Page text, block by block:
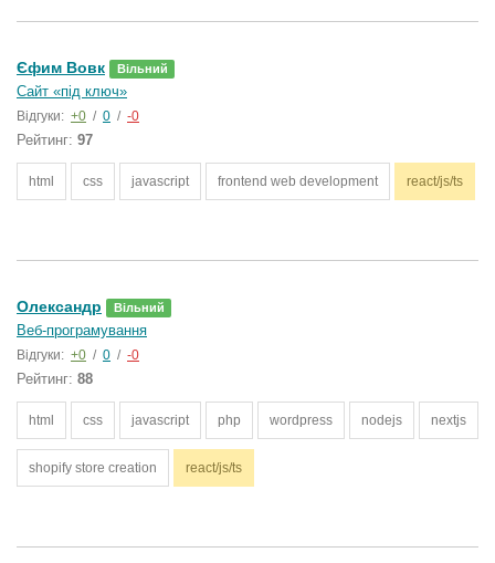
Єфим Вовк Вільний
Сайт «під ключ»
Відгуки: +0 / 0 / -0
Рейтинг: 97
html css javascript frontend web development react/js/ts
Олександр Вільний
Веб-програмування
Відгуки: +0 / 0 / -0
Рейтинг: 88
html css javascript php wordpress nodejs nextjs
shopify store creation react/js/ts